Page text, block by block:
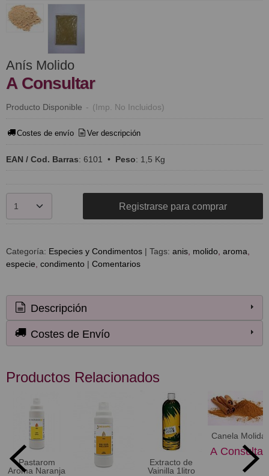
Anís Molido
A Consultar
Producto Disponible - (Imp. No Incluidos)
Costes de envío Ver descripción
EAN / Cod. Barras: 6101 • Peso: 1,5 Kg
Registrarse para comprar
Categoría: Especies y Condimentos | Tags: anis molido aroma
especie condimento | Comentarios
Descripción
Costes de Envío
Productos Relacionados
Pastarom
Aroma Naranja
Extracto de
Vainilla 1litro
Canela Molida
A Consultar